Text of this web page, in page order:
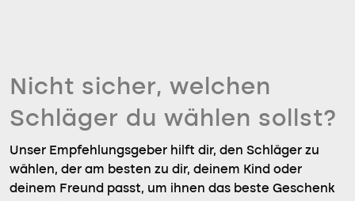
Nicht sicher, welchen
Schläger du wählen sollst?
Unser Empfehlungsgeber hilft dir, den Schläger zu
wählen, der am besten zu dir, deinem Kind oder
deinem Freund passt, um ihnen das beste Geschenk